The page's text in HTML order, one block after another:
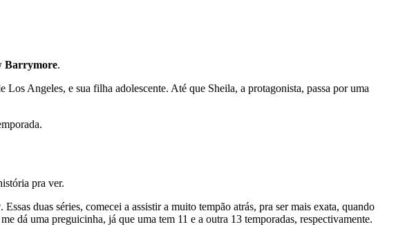
Barrymore.
Angeles, e sua filha adolescente. Até que Sheila, a protagonista, passa por uma
pra ver.
. Essas duas séries, comecei a assistir a muito tempão atrás, pra ser mais exata, quando
dá uma preguicinha, já que uma tem 11 e a outra 13 temporadas, respectivamente.